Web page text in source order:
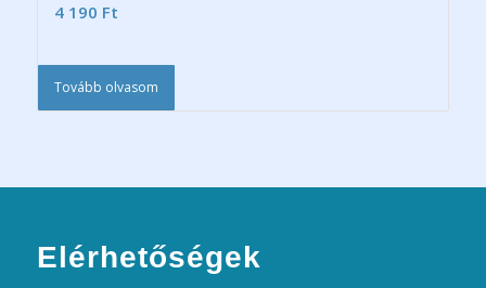
4 190 Ft
Tovább olvasom
Elérhetőségek